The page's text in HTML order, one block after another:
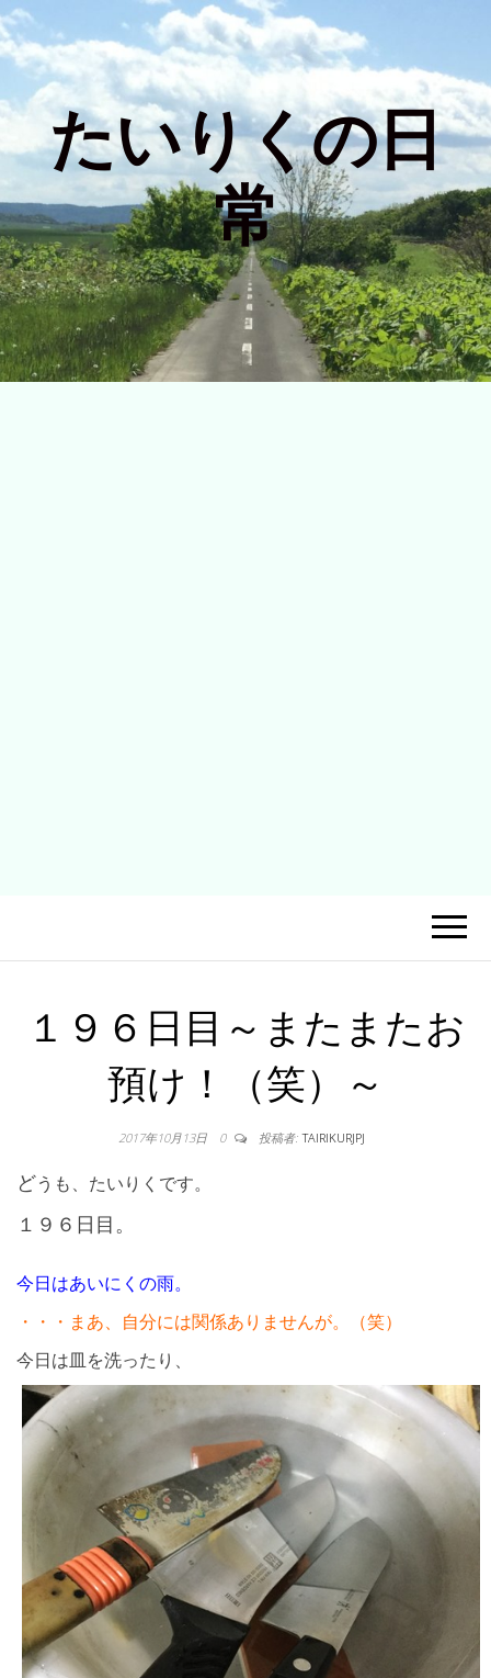
たいりくの日
常
１９６日目～またまたお
預け！（笑）～
2017年10月13日 0 投稿者: TAIRIKURJPJ
どうも、たいりくです。
１９６日目。
今日はあいにくの雨。
・・・まあ、自分には関係ありませんが。（笑）
今日は皿を洗ったり、